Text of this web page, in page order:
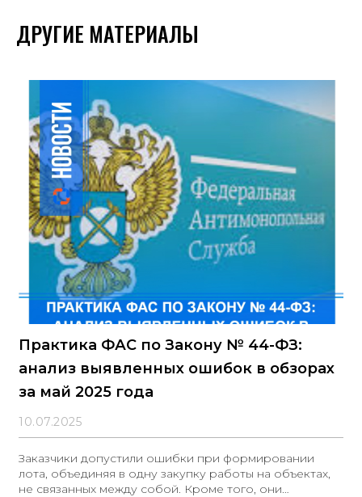
ДРУГИЕ МАТЕРИАЛЫ
Практика ФАС по Закону № 44-ФЗ:
анализ выявленных ошибок в обзорах
за май 2025 года
10.07.2025
Заказчики допустили ошибки при формировании
лота, объединяя в одну закупку работы на объектах,
не связанных между собой. Кроме того, они